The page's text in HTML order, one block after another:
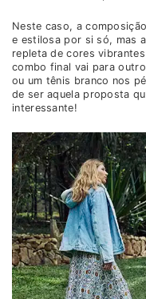
Neste caso, a
e estilosa por si só, mas
repleta de cores
combo final vai para
ou um tênis branco nos
de ser aquela proposta
interessante!